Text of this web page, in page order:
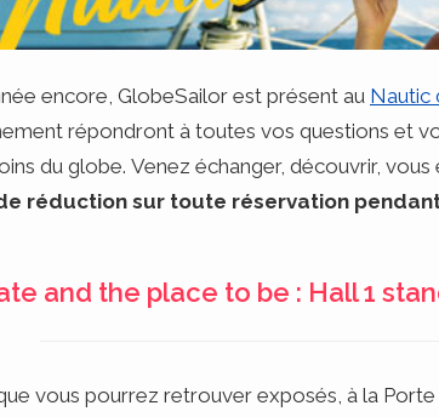
encore, GlobeSailor est présent au Nautic
répondront à toutes vos questions et
du globe. Venez échanger, découvrir,
réduction sur toute réservation
and the place to be : Hall 1
vous pourrez retrouver exposés, à la